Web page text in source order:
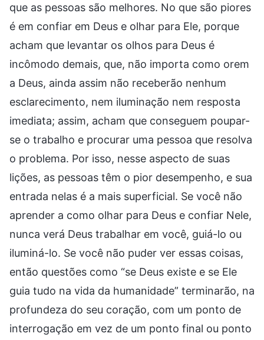
que as pessoas são melhores. No que são piores
é em confiar em Deus e olhar para Ele, porque
acham que levantar os olhos para Deus é
incômodo demais, que, não importa como orem
a Deus, ainda assim não receberão nenhum
esclarecimento, nem iluminação nem resposta
imediata; assim, acham que conseguem poupar-
se o trabalho e procurar uma pessoa que resolva
o problema. Por isso, nesse aspecto de suas
lições, as pessoas têm o pior desempenho, e sua
entrada nelas é a mais superficial. Se você não
aprender a como olhar para Deus e confiar Nele,
nunca verá Deus trabalhar em você, guiá-lo ou
iluminá-lo. Se você não puder ver essas coisas,
então questões como “se Deus existe e se Ele
guia tudo na vida da humanidade” terminarão, na
profundeza do seu coração, com um ponto de
interrogação em vez de um ponto final ou ponto